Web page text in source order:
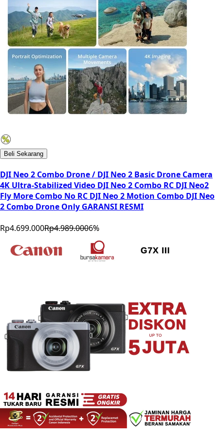
Beli Sekarang
DJI Neo 2 Combo Drone / DJI Neo 2 Basic Drone Camera
4K Ultra-Stabilized Video DJI Neo 2 Combo RC DJI Neo2
Fly More Combo No RC DJI Neo 2 Motion Combo DJI Neo
2 Combo Drone Only GARANSI RESMI
Rp4.699.000Rp4.989.0006%